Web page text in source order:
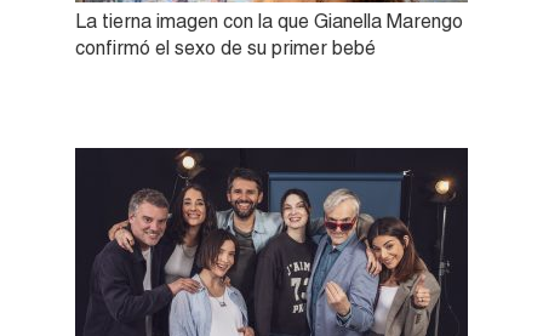
La tierna imagen con la que Gianella Marengo
confirmó el sexo de su primer bebé